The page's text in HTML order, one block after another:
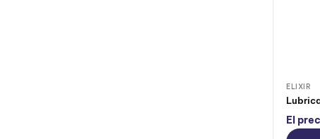
ELIXIR
El